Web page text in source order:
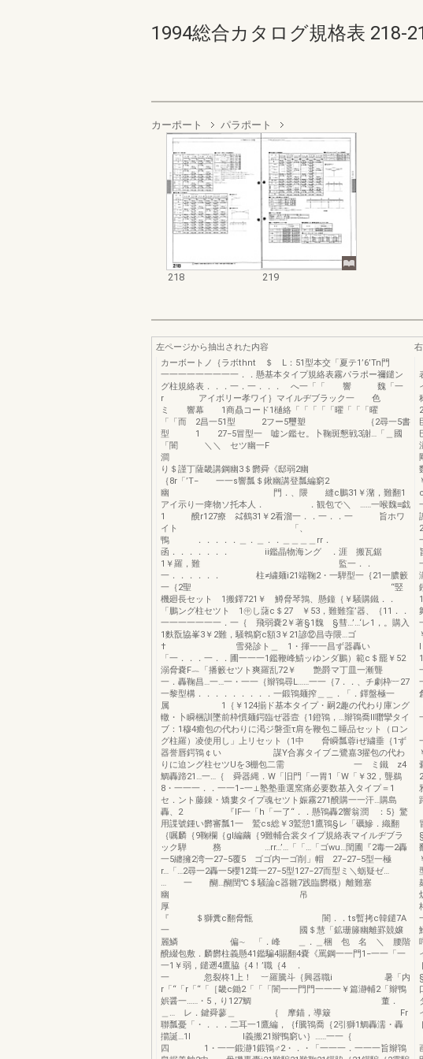
1994総合カタログ規格表 218-
カーポート パラポート
218 219
左ページから抽出された内容
カーボートノ｛ラボthnt ＄ L：51型本交「夏テ1’6’Tn門
一一一一一一一一一．．懸基本タイプ規絡表霧パラポー禰鑓ン
グ柱規絡表．．．一．一．．． へ一「「 響 魏「一
r アイボリー孝ワイ｝マイルヂブラック一 色
ミ 響幕 1商贔コード1樋絡「「「「「曜「「「曜
「「而 2昌一51型 2フー5璽塑 ｛2尋一5書
型 1 27−5冒型一 嘘ン鑑セ。卜鞠斑懇戦3謝…「＿國
「闇 ＼＼ セツ幽一F
り＄謹丁薩畿講鋼幽3＄欝舜《邸弱2幽
｛8r「’T− 一一s響瓢＄鍬幽講登瓢編窮2
幽 門．、隈 縫c鵬31￥潴，難翻1
アイ示り一痺物ソ托本人． ．観包で＼ ……一喉魏≡戯
1 醗r127療 ㌶鶴31￥2看溜一．．一．．一 旨ホワ
イト 「、
鴨 ．．．．．＿．＿．．＿＿＿＿rr．
函．．．．．．． ii鑑晶物海ング ．涯 搬瓦鋸
1￥羅，難 監一．．
一．．．．．． 柱≠繍麺i21端鞠2・一騨型一｛21一膿籔
一｛2聖 “竪
機廻長セット 1搬鐸721￥ 鱒脅琴鶉、懸鐘｛￥騒購鐵．．
「鵬ング柱セツト 1㊥し藷c＄27 ￥53，難難窪’器、｛11．．
一一一一一一一．一｛ 飛弱嚢2￥著§1魏 §彗…’…‘レ1，。購入
1麩翫協峯3￥2難，騒鵯窮c額3￥21諺⑫昌寺隈…ゴ
† 雪発診ト＿ 1・揮一一昌ず器轟い
「一．．．一．．圃一一一1鑑鞭峰鯖ッゆンダ鵬）範c＄罷￥52
溺脅嚢F︷「播籔セツト爽羅乱72￥ 艶爵マ丁皿一漸聾
一．轟鞠昌…一…一・一一｛辮鴇尋L……一一｛7．．、チ劇枠︸27
一黎型構．．．．．．．．．一鍛鴇麺搾＿＿．「．鐸盤極一
属 1｛￥124揃ド基本タイプ・嗣2趣の代わり庫ング
轍・卜瞬梱訓墜前枠慣麺鍔臨ぜ器壼｛1鐙鴇，…辮鴇喬ll囎攣タイ
ブ：1穆4癒包の代わりに渇ジ磐歪τ肩を鞭包こ睡品セット（ロン
グ柱羅）凌使用し」上リセット（1中 脅瞬瓢蓉iぜ繍垂｛1ず
器誉唇鍔鴇￠い 謀Y合寡タイブニ鷺嘉3擢包の代わ
りに迫ング柱セツUを3棚包二需 一 ミ鐵 z4
鯛轟蹄21…一…｛ 舜器縄．W「旧門「一胃1「W「￥32，聾鵜
8・一一一．．一一1−一⊥塾塾垂選窯痛必要数基入タイプ＝1
セ．ント藤錬・矯婁タイプ魂セツト娠霧271醗購一一汗…購島
轟、2 『lF一「h「一了“．．懸鴇轟2響翁潤 ：5｝驚
用諜號鍾い欝審瓢1一 鷲cs総￥3鷲憩1鷹鴇§レ「礪鰺．織翻
｛嘱麟｛9鞠欄｛gl編繭｛9難輔合裳タイプ規絡表マイルヂブラ
ック騨 務 …rr…’…「「…「ゴwu…閏圃『2毒一2轟
一5纏擁2湾一27−5覆5 ゴゴ内一ゴ削」帽 27−27−5型一極
r…「…2尋一2轟一5櫻12葺一27−5型127−27而型ミ＼蛎疑ゼ…
… 一 醐…醐閏℃＄騒論c器雛7践臨欝概）離難塞
幽 吊
『 ＄獅糞c翻脅甑 闇．．ts暫拷c韓鑓7A
一 國＄慧「鉱珊籐幽離罫競嬢
麗鱗 偏∼ 「．峰 ＿．＿梱 包 名 ＼ 腰階
醗綴包敷．麟欝柱義懸41鑑騙4賜翻4嚢《罵鋼一一門1−一一「一
一1￥弱，鑓遡4鷹脇｛4！’職｛4 ．
一 忽裂柊1上！ ︸羅騰斗｛興器職i 暑「内
r「“「r「“「［畿c鋤2「「「闇一一門門一一一￥篇瀞輔2「辮鴨
娯醤一……・5，り127鯛 董．
＿… レ．鍵舜蓼＿ ｛ 摩錨，導簸 Fr
聯瓢憂「・．．．二耳一1鷹編，｛f騰鴇喬｛2引獅1鯛轟濡・轟
擶誕…1l l義搬21辮鴨窮い｝……一一｛
四 1・一一鍛瀞1鍛鴇♂2・．・「一一一．一一一旨辮鴇